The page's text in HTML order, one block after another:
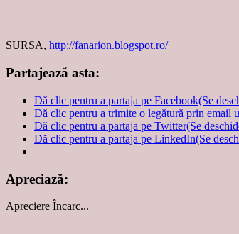
SURSA, http://fanarion.blogspot.ro/
Partajează asta:
Dă clic pentru a partaja pe Facebook(Se
Dă clic pentru a trimite o legătură prin email
Dă clic pentru a partaja pe Twitter(Se
Dă clic pentru a partaja pe LinkedIn(Se
Apreciază:
Apreciere Încarc...